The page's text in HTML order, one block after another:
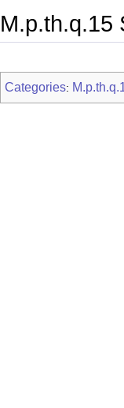
M.p.th.q.15
Categories: